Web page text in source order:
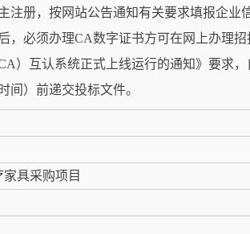
主注册，按网站公告通知有关要求填报企
，必须办理CA数字证书方可在网上办理
）互认系统正式上线运行的通知》要求
间）前递交投标文件。
具采购项目